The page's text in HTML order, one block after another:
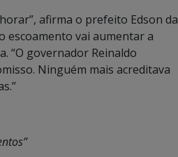
afirma o prefeito Edson da
escoamento vai aumentar a
“O governador Reinaldo
Ninguém mais acreditava